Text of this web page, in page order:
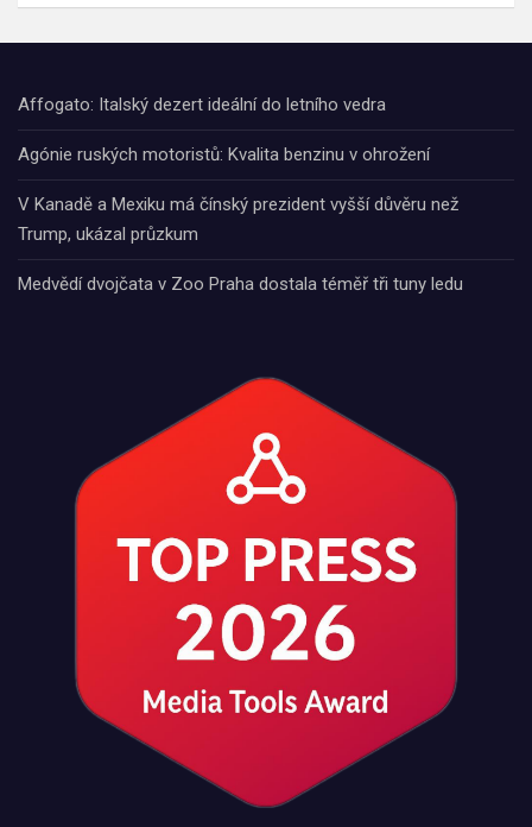
Affogato: Italský dezert ideální do letního vedra
Agónie ruských motoristů: Kvalita benzinu v ohrožení
V Kanadě a Mexiku má čínský prezident vyšší důvěru než
Trump, ukázal průzkum
Medvědí dvojčata v Zoo Praha dostala téměř tři tuny ledu